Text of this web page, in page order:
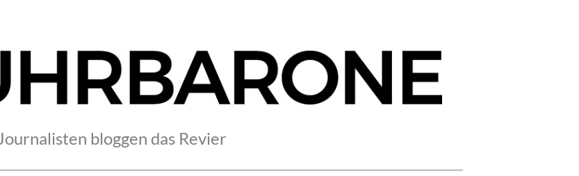
Journalisten bloggen das Revier